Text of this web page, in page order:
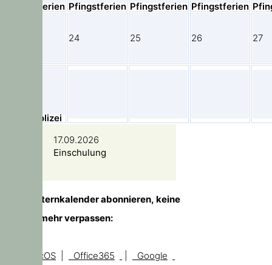
Pfingstferien Pfingstferien Pfingstferien Pfingstferien
24 25 26 27
Läusepolizei
17.09.2026
Einschulung
Elternkalender abonnieren, keine
Temine mehr verpassen:
iOS, macOS Office365 Google